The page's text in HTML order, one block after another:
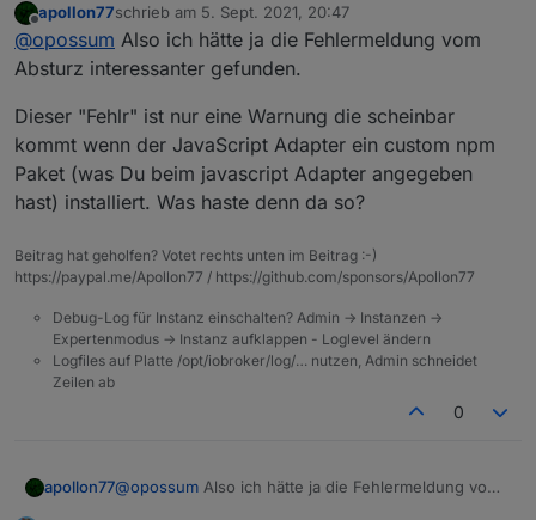
ich habe eine komplette Neuinstallation vom iobroker
vorgenommen. Bisher lief es ohne Probleme. Heute
abend ein Neustart des JS-Adapters nach
vorhergegangenem Error.
Auszug aus dem Log:
Spoiler
Was hat es mit diesen gyp-Fehlermeldungen und
dieser Node cpu-features auf sich?
Kann da jemand etwas zu sagen? Vielen Dank.
apollon77schrieb am 5. Sept. 2021, 20:47
zuletzt editiert von
@opossum Also ich hätte ja die Fehlermeldung vom
Absturz interessanter gefunden.
Dieser "Fehlr" ist nur eine Warnung die scheinbar
kommt wenn der JavaScript Adapter ein custom npm
Paket (was Du beim javascript Adapter angegeben
hast) installiert. Was haste denn da so?
Beitrag hat geholfen? Votet rechts unten im Beitrag :-)
https://paypal.me/Apollon77 / https://github.com/sponsors/Apollon77
Debug-Log für Instanz einschalten? Admin -> Instanzen ->
Expertenmodus -> Instanz aufklappen - Loglevel ändern
Logfiles auf Platte /opt/iobroker/log/… nutzen, Admin schneidet
Zeilen ab
0
apollon77@opossum Also ich hätte ja die Fehlermeldung vom